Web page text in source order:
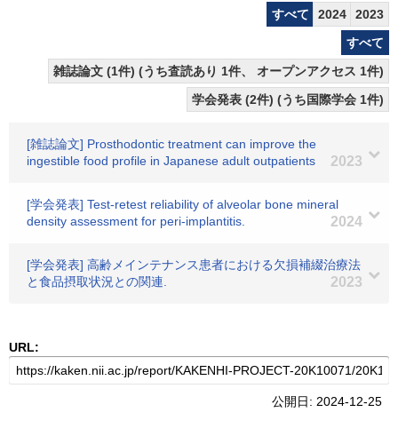
すべて 2024
2023
すべて
雑誌論文 (1件) (うち査読あり 1件、 オープンアクセス 1件)
学会発表 (2件) (うち国際学会 1件)
[雑誌論文] Prosthodontic treatment can improve the
ingestible food profile in Japanese adult outpatients
2023
[学会発表] Test-retest reliability of alveolar bone mineral
density assessment for peri-implantitis.
2024
[学会発表] 高齢メインテナンス患者における欠損補綴治療法
と食品摂取状況との関連.
2023
URL:
公開日: 2024-12-25